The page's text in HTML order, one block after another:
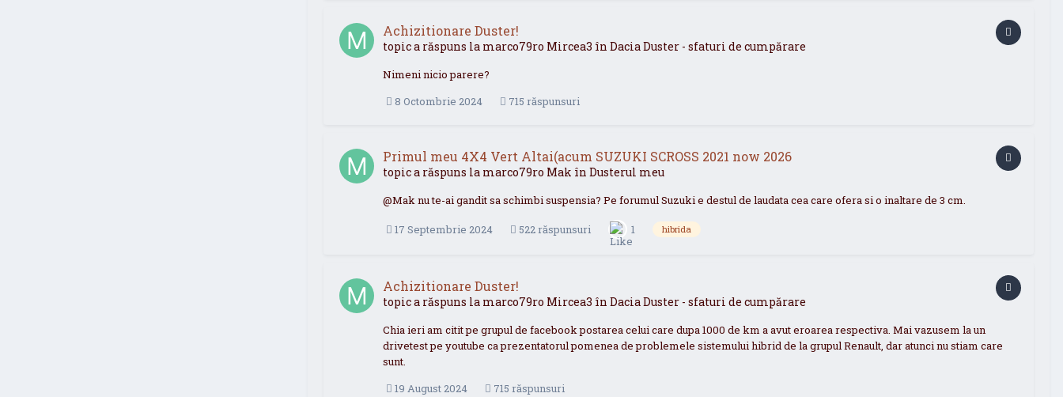
Achizitionare Duster!
topic a răspuns la marco79ro Mircea3 în Dacia Duster - sfaturi de cumpărare
Nimeni nicio parere?
8 Octombrie 2024
715 răspunsuri
Primul meu 4X4 Vert Altai(acum SUZUKI SCROSS 2021 now 2026
topic a răspuns la marco79ro Mak în Dusterul meu
@Mak nu te-ai gandit sa schimbi suspensia? Pe forumul Suzuki e destul de laudata cea care ofera si o inaltare de 3 cm.
17 Septembrie 2024 522 răspunsuri 1 hibrida
Achizitionare Duster!
topic a răspuns la marco79ro Mircea3 în Dacia Duster - sfaturi de cumpărare
Chia ieri am citit pe grupul de facebook postarea celui care dupa 1000 de km a avut eroarea respectiva. Mai vazusem la un
drivetest pe youtube ca prezentatorul pomenea de problemele sistemului hibrid de la grupul Renault, dar atunci nu stiam care
sunt.
19 August 2024
715 răspunsuri